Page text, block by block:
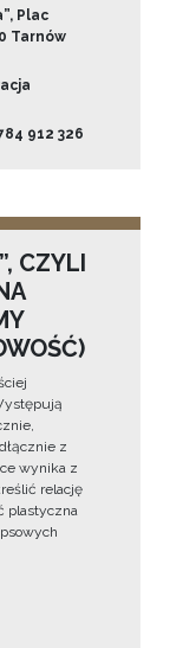
Plac
Tarnów
912 326
CZYLI
z
wynika z
relację
plastyczna